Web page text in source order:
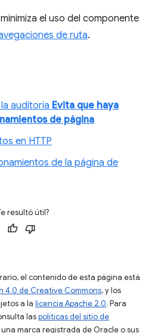
el uso del componente
de ruta.
auditoría Evita que haya
de página
en HTTP
de la página de
resultó útil?
el contenido de esta página está
4.0 de Creative Commons, y los
a la licencia Apache 2.0. Para
laspolíticas del sitio de
una marca registrada de Oracle o sus